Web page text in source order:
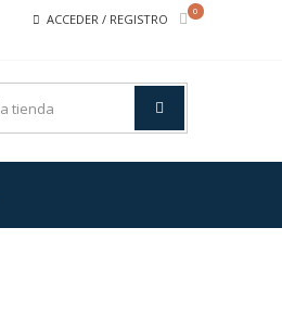
ACCEDER / REGISTRO
0